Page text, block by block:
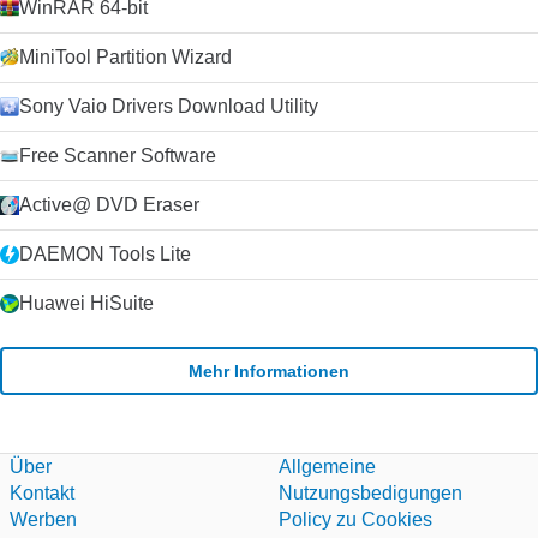
WinRAR 64-bit
MiniTool Partition Wizard
Sony Vaio Drivers Download Utility
Free Scanner Software
Active@ DVD Eraser
DAEMON Tools Lite
Huawei HiSuite
Mehr Informationen
Über
Kontakt
Werben
Allgemeine
Nutzungsbedigungen
Policy zu Cookies